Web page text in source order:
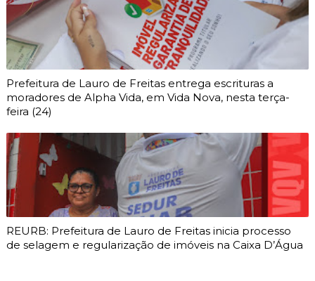
Prefeitura de Lauro de Freitas entrega escrituras a
moradores de Alpha Vida, em Vida Nova, nesta terça-
feira (24)
REURB: Prefeitura de Lauro de Freitas inicia processo
de selagem e regularização de imóveis na Caixa D’Água